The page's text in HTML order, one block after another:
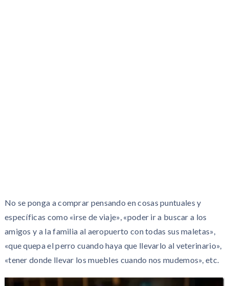
No se ponga a comprar pensando en cosas puntuales y
específicas como «irse de viaje», «poder ir a buscar a los
amigos y a la familia al aeropuerto con todas sus maletas»,
«que quepa el perro cuando haya que llevarlo al veterinario»,
«tener donde llevar los muebles cuando nos mudemos», etc.